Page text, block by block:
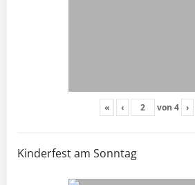
« ‹ von 4 ›
Kinderfest am Sonntag